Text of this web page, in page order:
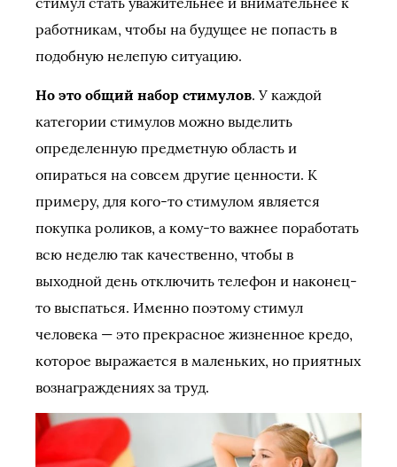
работникам, чтобы на будущее не попасть в
подобную нелепую ситуацию.
Но это общий набор стимулов. У каждой
категории стимулов можно выделить
определенную предметную область и
опираться на совсем другие ценности. К
примеру, для кого-то стимулом является
покупка роликов, а кому-то важнее поработать
всю неделю так качественно, чтобы в
выходной день отключить телефон и наконец-
то выспаться. Именно поэтому стимул
человека — это прекрасное жизненное кредо,
которое выражается в маленьких, но приятных
вознаграждениях за труд.